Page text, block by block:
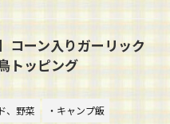
コーン入りガーリック
トッピング
、野菜
・キャンプ飯